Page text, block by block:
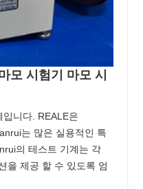
모 시험기 마모 시
니다. REALE은
는 많은 실용적인 특
의 테스트 기계는 각
을 제공 할 수 있도록 엄